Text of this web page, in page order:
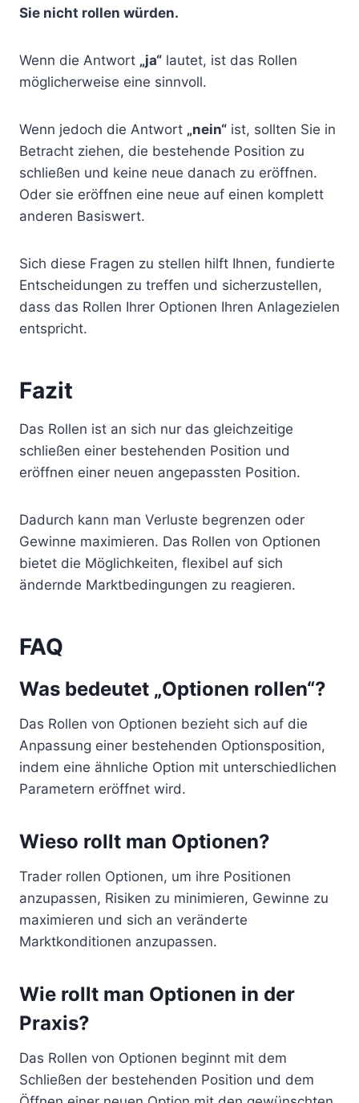
Sie nicht rollen würden.
Wenn die Antwort „ja“ lautet, ist das Rollen
möglicherweise eine sinnvoll.
Wenn jedoch die Antwort „nein“ ist, sollten Sie in
Betracht ziehen, die bestehende Position zu
schließen und keine neue danach zu eröffnen.
Oder sie eröffnen eine neue auf einen komplett
anderen Basiswert.
Sich diese Fragen zu stellen hilft Ihnen, fundierte
Entscheidungen zu treffen und sicherzustellen,
dass das Rollen Ihrer Optionen Ihren Anlagezielen
entspricht.
Fazit
Das Rollen ist an sich nur das gleichzeitige
schließen einer bestehenden Position und
eröffnen einer neuen angepassten Position.
Dadurch kann man Verluste begrenzen oder
Gewinne maximieren. Das Rollen von Optionen
bietet die Möglichkeiten, flexibel auf sich
ändernde Marktbedingungen zu reagieren.
FAQ
Was bedeutet „Optionen rollen“?
Das Rollen von Optionen bezieht sich auf die
Anpassung einer bestehenden Optionsposition,
indem eine ähnliche Option mit unterschiedlichen
Parametern eröffnet wird.
Wieso rollt man Optionen?
Trader rollen Optionen, um ihre Positionen
anzupassen, Risiken zu minimieren, Gewinne zu
maximieren und sich an veränderte
Marktkonditionen anzupassen.
Wie rollt man Optionen in der
Praxis?
Das Rollen von Optionen beginnt mit dem
Schließen der bestehenden Position und dem